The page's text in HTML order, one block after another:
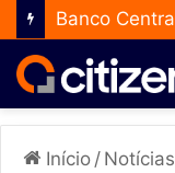
Início / Notícias